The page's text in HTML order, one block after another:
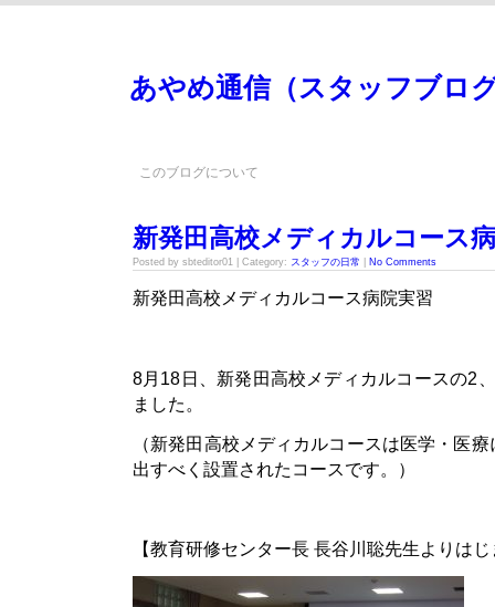
あやめ通信（スタッフブロ
このブログについて
新発田高校メディカルコース
Posted by sbteditor01 | Category: スタッフの日常 No Comments
新発田高校メディカルコース病院実習
8月18日、新発田高校メディカルコースの2
ました。
（新発田高校メディカルコースは医学・医
出すべく設置されたコースです。）
【教育研修センター長 長谷川聡先生よりは